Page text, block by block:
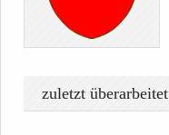
zuletzt überarbeitet